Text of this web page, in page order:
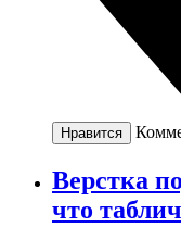
Нравится
Верстка
что